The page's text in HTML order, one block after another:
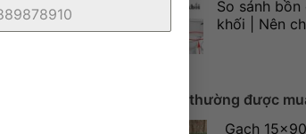
So sánh
khối | Nên
Sản phẩm thường được
Gạch